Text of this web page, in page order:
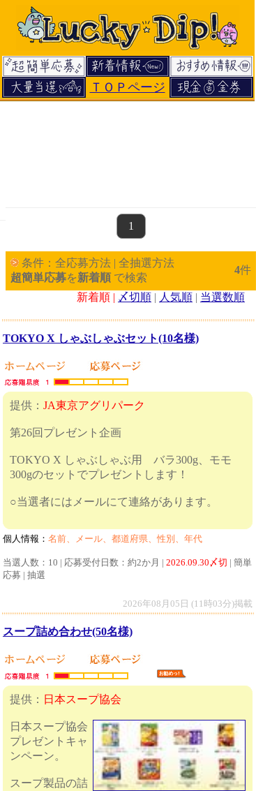
ＴＯＰページ
page
1
条件：全応募方法 | 全抽選方法
超簡単応募を新着順 で検索
4件
新着順 | 〆切順 | 人気順 | 当選数順
TOKYO X しゃぶしゃぶセット(10名様)
提供： JA東京アグリパーク
第26回プレゼント企画
TOKYO X しゃぶしゃぶ用 バラ300g、モモ
300gのセットでプレゼントします！
○当選者にはメールにて連絡があります。
個人情報： 名前、メール、都道府県、性別、年代
当選人数：10 | 応募受付日数：約2か月 | 2026.09.30〆切 | 簡単
応募 | 抽選
2026年08月05日 (11時03分)掲載
スープ詰め合わせ(50名様)
提供： 日本スープ協会
日本スープ協会
プレゼントキャ
ンペーン。
スープ製品の詰